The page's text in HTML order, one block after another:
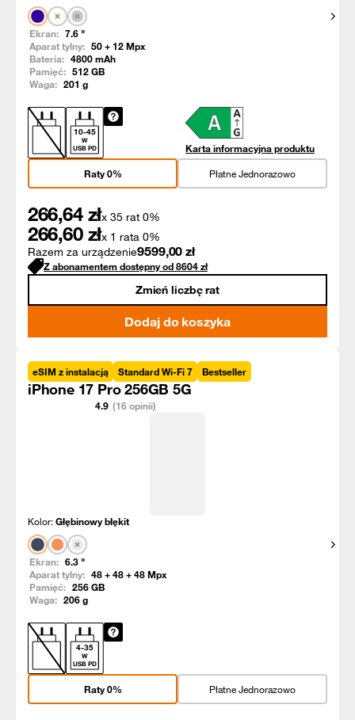
Ekran: 7.6 "
Aparat tylny: 50 + 12Mpx
Bateria: 4800mAh
Pamięć: 512GB
Waga: 201 g
10-45
W
USB PD
Karta informacyjna produktu
Płatne Jednorazowo
Raty 0%
266,64 złx 35 rat 0%
266,60 złx 1 rata 0%
Razem za urządzenie9599,00 zł
Z abonamentem dostępny od8604zł
Zmień liczbę rat
Dodaj do koszyka
eSIM z instalacją Standard Wi-Fi 7 Bestseller
iPhone 17 Pro 256GB 5G
4.9 (16 opinii)
Kolor:Głębinowy błękit
Ekran: 6.3 "
Aparat tylny: 48 + 48 + 48Mpx
Pamięć: 256GB
Waga: 206g
4-35
W
USB PD
Płatne Jednorazowo
Raty 0%